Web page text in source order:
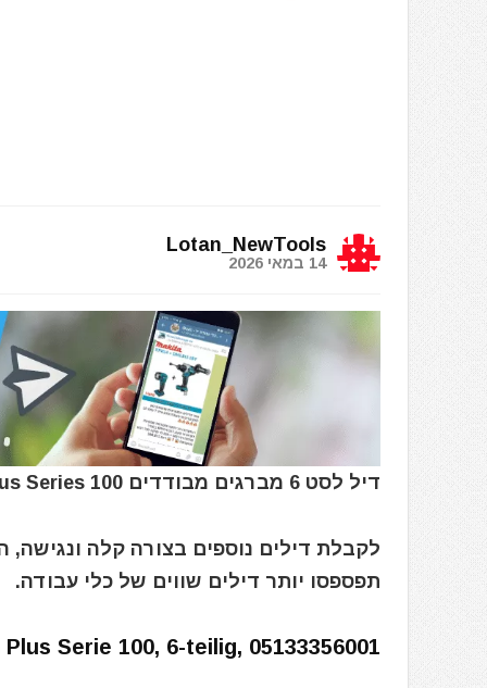
Lotan_NewTools
14 במאי 2026
דיל לסט 6 מברגים מבודדים WERA 167 i/6 Kraftform Plus Series 100
לקבלת דילים נוספים בצורה קלה ונגישה,
תפספסו יותר דילים שווים של כלי עבודה.
Serie 100, 6-teilig, 05133356001